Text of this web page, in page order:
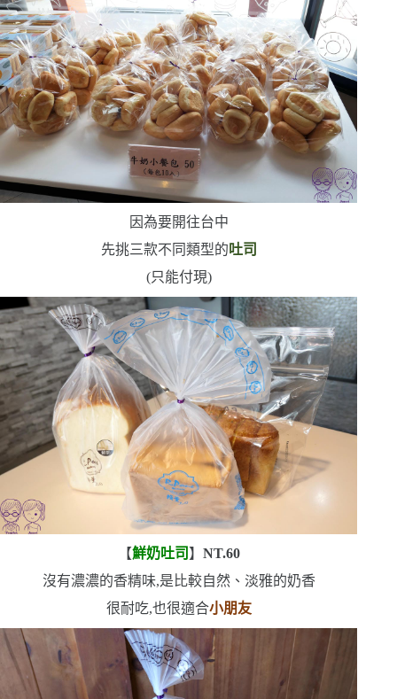
因為要開往台中
先挑三款不同類型的 吐司
(只能付現)
【鮮奶吐司 】 NT.60
沒有濃濃的香精味,是比較自然、淡雅的奶香
很耐吃,也很適合小朋友